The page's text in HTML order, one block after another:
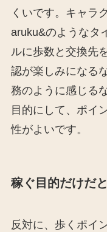
くいです。キャラ
aruku&のようなタ
ルに歩数と交換先
認が楽しみになる
務のように感じる
目的にして、ポイ
性がよいです。
稼ぐ目的だけだ
反対に、歩くポイ